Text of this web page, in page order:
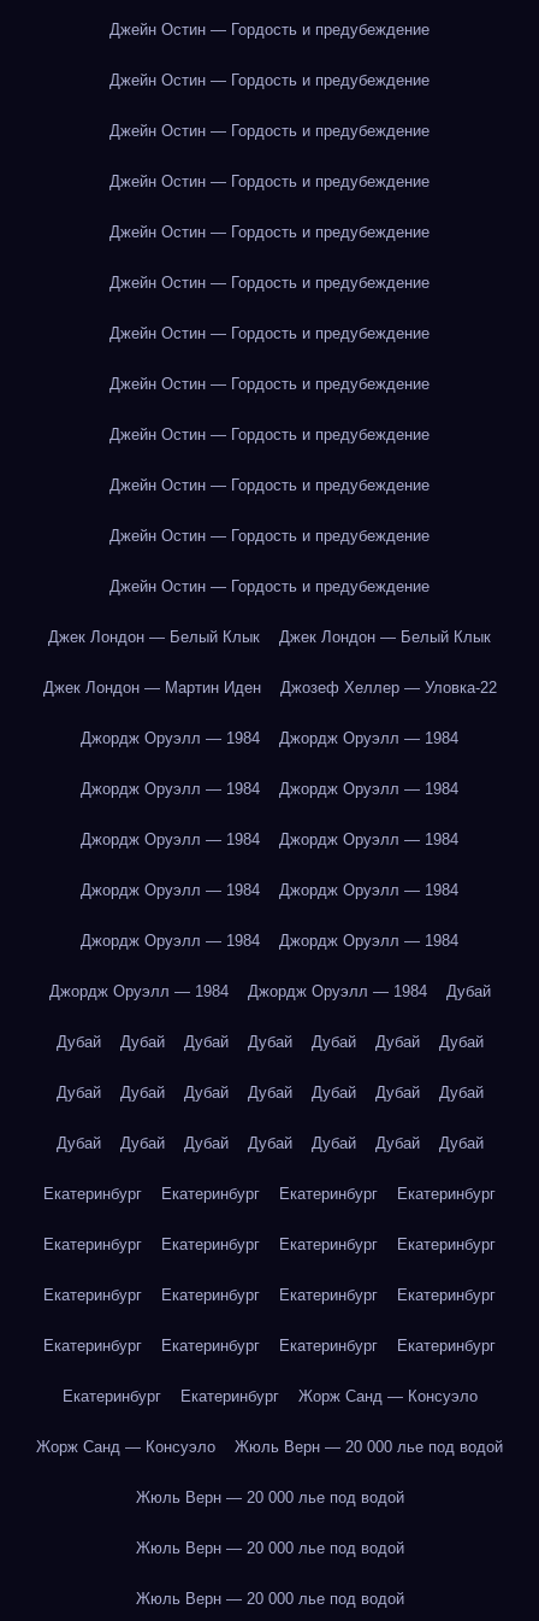
Джейн Остин — Гордость и предубеждение
Джейн Остин — Гордость и предубеждение
Джейн Остин — Гордость и предубеждение
Джейн Остин — Гордость и предубеждение
Джейн Остин — Гордость и предубеждение
Джейн Остин — Гордость и предубеждение
Джейн Остин — Гордость и предубеждение
Джейн Остин — Гордость и предубеждение
Джейн Остин — Гордость и предубеждение
Джейн Остин — Гордость и предубеждение
Джейн Остин — Гордость и предубеждение
Джейн Остин — Гордость и предубеждение
Джек Лондон — Белый Клык Джек Лондон — Белый Клык
Джек Лондон — Мартин Иден Джозеф Хеллер — Уловка-22
Джордж Оруэлл — 1984 Джордж Оруэлл — 1984
Джордж Оруэлл — 1984 Джордж Оруэлл — 1984
Джордж Оруэлл — 1984 Джордж Оруэлл — 1984
Джордж Оруэлл — 1984 Джордж Оруэлл — 1984
Джордж Оруэлл — 1984 Джордж Оруэлл — 1984
Джордж Оруэлл — 1984 Джордж Оруэлл — 1984 Дубай
Дубай Дубай Дубай Дубай Дубай Дубай Дубай
Дубай Дубай Дубай Дубай Дубай Дубай Дубай
Дубай Дубай Дубай Дубай Дубай Дубай Дубай
Екатеринбург Екатеринбург Екатеринбург Екатеринбург
Екатеринбург Екатеринбург Екатеринбург Екатеринбург
Екатеринбург Екатеринбург Екатеринбург Екатеринбург
Екатеринбург Екатеринбург Екатеринбург Екатеринбург
Екатеринбург Екатеринбург Жорж Санд — Консуэло
Жорж Санд — Консуэло Жюль Верн — 20 000 лье под водой
Жюль Верн — 20 000 лье под водой
Жюль Верн — 20 000 лье под водой
Жюль Верн — 20 000 лье под водой